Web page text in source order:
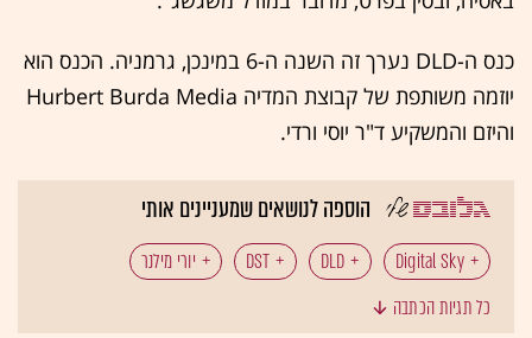
כנס ה-DLD נערך זה השנה ה-6 במינכן, גרמניה. הכנס הוא
יוזמה משותפת של קבוצת המדיה Hurbert Burda Media
והיזם והמשקיע ד"ר יוסי ורדי.
הוספה לנושאים שמעניינים אותי
Digital Sky
DLD
DST יורי מילנר
פייסבוק
כל תגיות הכתבה